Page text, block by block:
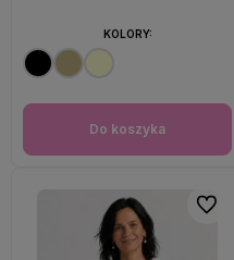
Do koszyka
KOLORY:
Do